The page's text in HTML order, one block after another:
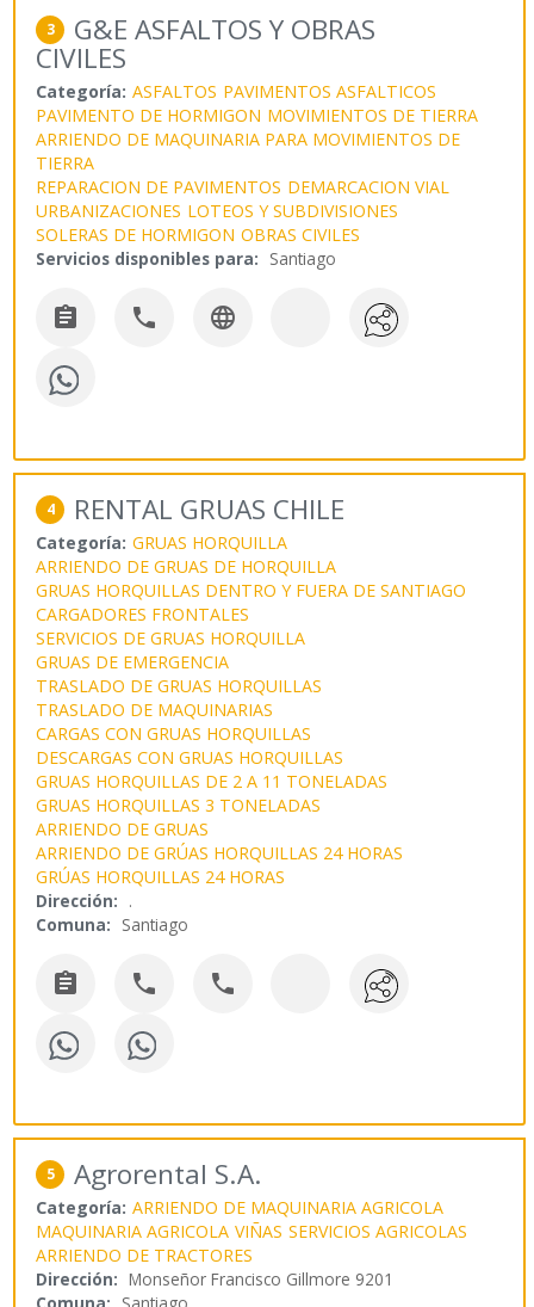
3 G&E ASFALTOS Y OBRAS
CIVILES
Categoría: ASFALTOS PAVIMENTOS ASFALTICOS
PAVIMENTO DE HORMIGON MOVIMIENTOS DE TIERRA
ARRIENDO DE MAQUINARIA PARA MOVIMIENTOS DE
TIERRA
REPARACION DE PAVIMENTOS DEMARCACION VIAL
URBANIZACIONES LOTEOS Y SUBDIVISIONES
SOLERAS DE HORMIGON OBRAS CIVILES
Servicios disponibles para: Santiago
  
4 RENTAL GRUAS CHILE
Categoría: GRUAS HORQUILLA
ARRIENDO DE GRUAS DE HORQUILLA
GRUAS HORQUILLAS DENTRO Y FUERA DE SANTIAGO
CARGADORES FRONTALES
SERVICIOS DE GRUAS HORQUILLA
GRUAS DE EMERGENCIA
TRASLADO DE GRUAS HORQUILLAS
TRASLADO DE MAQUINARIAS
CARGAS CON GRUAS HORQUILLAS
DESCARGAS CON GRUAS HORQUILLAS
GRUAS HORQUILLAS DE 2 A 11 TONELADAS
GRUAS HORQUILLAS 3 TONELADAS
ARRIENDO DE GRUAS
ARRIENDO DE GRÚAS HORQUILLAS 24 HORAS
GRÚAS HORQUILLAS 24 HORAS
Dirección: .
Comuna: Santiago
  
5 Agrorental S.A.
Categoría: ARRIENDO DE MAQUINARIA AGRICOLA
MAQUINARIA AGRICOLA VIÑAS SERVICIOS AGRICOLAS
ARRIENDO DE TRACTORES
Dirección: Monseñor Francisco Gillmore 9201